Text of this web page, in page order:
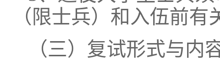
（限士兵）和入伍前
（三）复试形式与内